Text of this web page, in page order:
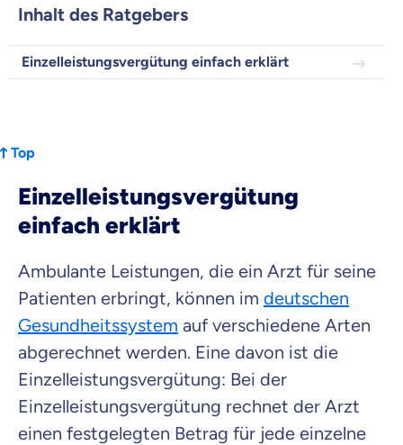
Inhalt des Ratgebers
Einzelleistungsvergütung einfach erklärt
Top
Einzelleistungsvergütung
einfach erklärt
Ambulante Leistungen, die ein Arzt für seine
Patienten erbringt, können im deutschen
Gesundheitssystem auf verschiedene Arten
abgerechnet werden. Eine davon ist die
Einzelleistungsvergütung: Bei der
Einzelleistungsvergütung rechnet der Arzt
einen festgelegten Betrag für jede einzelne
Krankenhaus
Versicherung
Mit dem Abschicken meiner Daten erkläre ich meine Einwilligungzur
Kontaktaufnahme durch ottonova.
Weiter zu deinen Informationen